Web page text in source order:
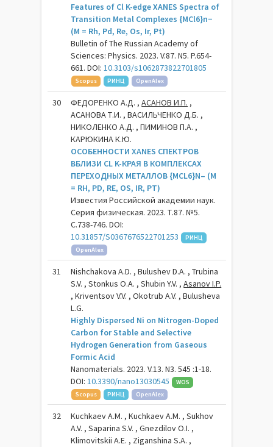
Features of Cl K-edge XANES Spectra of
Transition Metal Complexes {MCl6}n−
(M = Rh, Pd, Re, Os, Ir, Pt)
Bulletin of The Russian Academy of
Sciences: Physics. 2023. V.87. N5. P.654-
661. DOI:10.3103/s1062873822701805
Scopus РИНЦ OpenAlex
30 ФЕДОРЕНКО А.Д. ,АСАНОВ И.П. ,
АСАНОВА Т.И. , ВАСИЛЬЧЕНКО Д.Б. ,
НИКОЛЕНКО А.Д. , ПИМИНОВ П.А. ,
КАРЮКИНА К.Ю.
ОСОБЕННОСТИ XANES СПЕКТРОВ
ВБЛИЗИ CL K-КРАЯ В КОМПЛЕКСАХ
ПЕРЕХОДНЫХ МЕТАЛЛОВ {MCL6}N– (M
= RH, PD, RE, OS, IR, PT)
Известия Российской академии наук.
Серия физическая. 2023. Т.87. №5.
С.738-746. DOI:
10.31857/S0367676522701253
РИНЦ
OpenAlex
31
Nishchakova A.D. , Bulushev D.A. , Trubina
S.V. , Stonkus O.A. , Shubin Y.V. ,Asanov I.P.
, Kriventsov V.V. , Okotrub A.V. , Bulusheva
L.G.
Highly Dispersed Ni on Nitrogen-Doped
Carbon for Stable and Selective
Hydrogen Generation from Gaseous
Formic Acid
Nanomaterials. 2023. V.13. N3. 545 :1-18.
DOI:10.3390/nano13030545
WOS
Scopus
РИНЦ OpenAlex
32
Kuchkaev A.M. , Kuchkaev A.M. , Sukhov
A.V. , Saparina S.V. , Gnezdilov O.I. ,
Klimovitskii A.E. , Ziganshina S.A. ,